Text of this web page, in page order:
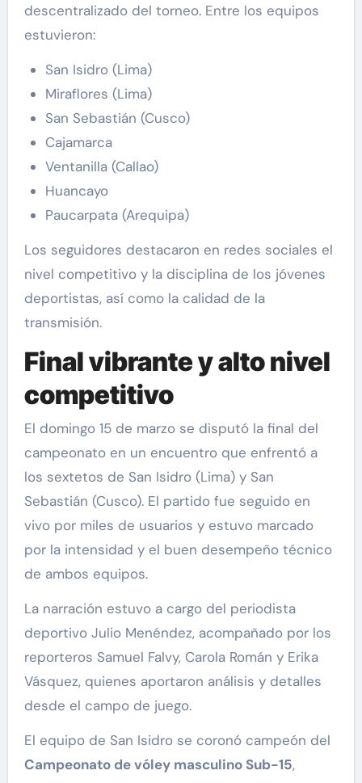
descentralizado del torneo. Entre los equipos
estuvieron:
San Isidro (Lima)
Miraflores (Lima)
San Sebastián (Cusco)
Cajamarca
Ventanilla (Callao)
Huancayo
Paucarpata (Arequipa)
Los seguidores destacaron en redes sociales el
nivel competitivo y la disciplina de los jóvenes
deportistas, así como la calidad de la
transmisión.
Final vibrante y alto nivel
competitivo
El domingo 15 de marzo se disputó la final del
campeonato en un encuentro que enfrentó a
los sextetos de San Isidro (Lima) y San
Sebastián (Cusco). El partido fue seguido en
vivo por miles de usuarios y estuvo marcado
por la intensidad y el buen desempeño técnico
de ambos equipos.
La narración estuvo a cargo del periodista
deportivo Julio Menéndez, acompañado por los
reporteros Samuel Falvy, Carola Román y Erika
Vásquez, quienes aportaron análisis y detalles
desde el campo de juego.
El equipo de San Isidro se coronó campeón del
Campeonato de vóley masculino Sub-15,